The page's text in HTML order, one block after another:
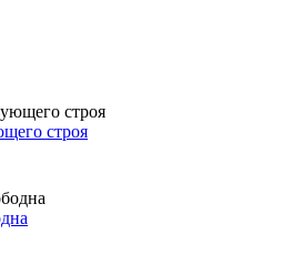
строя